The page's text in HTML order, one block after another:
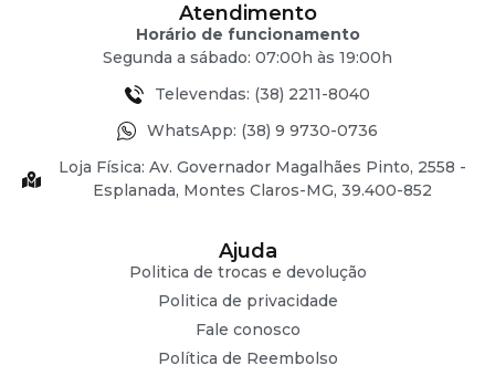
Atendimento
Horário de funcionamento
Segunda a sábado: 07:00h às 19:00h
Televendas: (38) 2211-8040
WhatsApp: (38) 9 9730-0736
Loja Física: Av. Governador Magalhães Pinto, 2558 -
Esplanada, Montes Claros-MG, 39.400-852
Ajuda
Politica de trocas e devolução
Politica de privacidade
Fale conosco
Política de Reembolso